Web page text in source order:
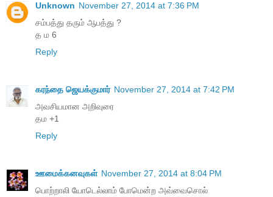
Unknown November 27, 2014 at 7:36 PM
சம்பத்து தரும் ஆபத்து ?
த ம 6
Reply
கரந்தை ஜெயக்குமார் November 27, 2014 at 7:42 PM
அவசியமான அறிவுரை
தம +1
Reply
ஊமைக்கனவுகள் November 27, 2014 at 8:04 PM
பொற்றாலி யோடெல்லாம் போமென்ற அவ்வைசொல்